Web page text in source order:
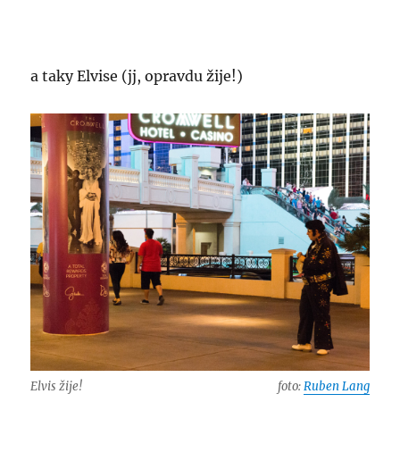
a taky Elvise (jj, opravdu žije!)
Elvis žije! foto:Ruben Lang